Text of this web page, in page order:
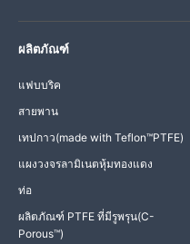
ผลิตภัณฑ์
แฟบบริค
สายพาน
เทปกาว(made with Teflon™PTFE)
แผงวงจรลามิเนตหุ้มทองแดง
ท่อ
ผลิตภัณฑ์ PTFE ที่มีรูพรุน(C-
Porous™)